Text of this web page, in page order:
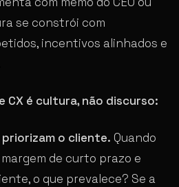
se constrói com
incentivos alinhados e
CX é cultura, não discurso:
o cliente. Quando
de curto prazo e
o que prevalece? Se a